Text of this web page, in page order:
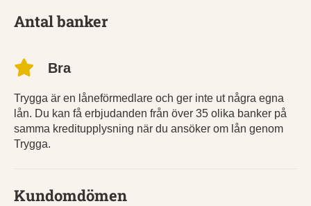
Antal banker
Bra
Trygga är en låneförmedlare och ger inte ut några egna
lån. Du kan få erbjudanden från över 35 olika banker på
samma kreditupplysning när du ansöker om lån genom
Trygga.
Kundomdömen